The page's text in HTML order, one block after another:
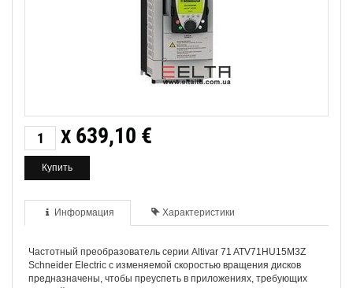
X 639,10 €
Информация Характеристики
Частотный преобразователь серии Altivar 71 ATV71HU15M3Z
Schneider Electric с изменяемой скоростью вращения дисков
предназначены, чтобы преуспеть в приложениях, требующих